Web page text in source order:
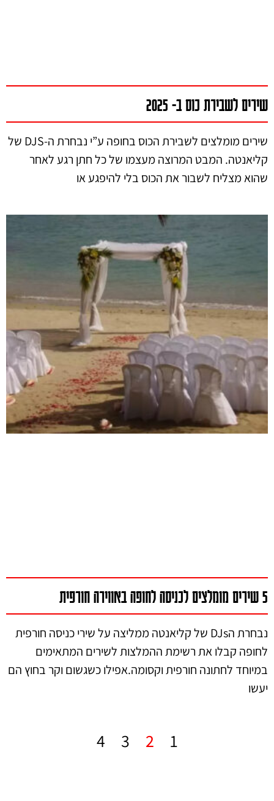
שירים לשבירת כוס ב- 2025
שירים מומלצים לשבירת הכוס בחופה ע”י נבחרת ה-DJS של
קליאנטה. המבט המרוצה מעצמו של כל חתן רגע לאחר
שהוא מצליח לשבור את הכוס בלי להיפגע או
5 שירים מומלצים לכניסה לחופה באווירה חורפית
נבחרת הDJs של קליאנטה ממליצה על שירי כניסה חורפית
לחופה קבלו את רשימת ההמלצות לשירים המתאימים
במיוחד לחתונה חורפית וקסומה.אפילו כשגשום וקר בחוץ הם
יעשו
1
2
3
4